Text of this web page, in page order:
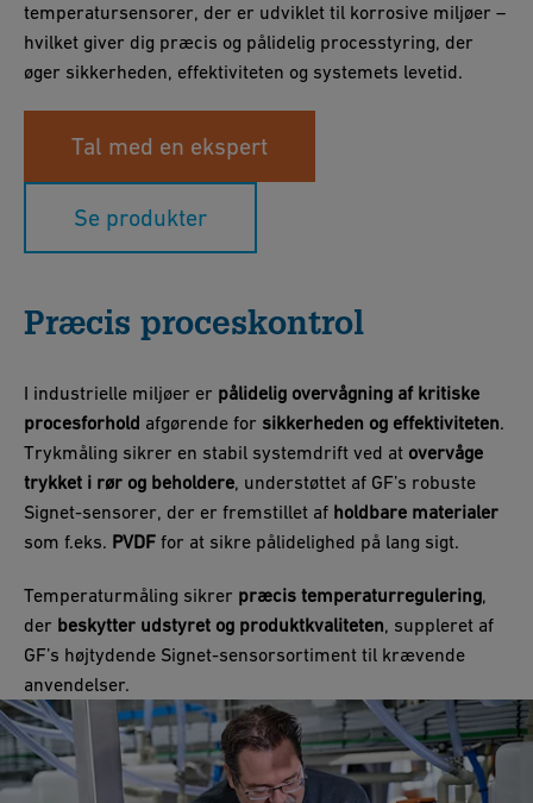
temperatursensorer, der er udviklet til korrosive miljøer –
hvilket giver dig præcis og pålidelig processtyring, der
øger sikkerheden, effektiviteten og systemets levetid.
Tal med en ekspert
Se produkter
Præcis proceskontrol
I industrielle miljøer er pålidelig overvågning af kritiske
procesforhold afgørende for sikkerheden og effektiviteten.
Trykmåling sikrer en stabil systemdrift ved at overvåge
trykket i rør og beholdere, understøttet af GF’s robuste
Signet-sensorer, der er fremstillet af holdbare materialer
som f.eks. PVDF for at sikre pålidelighed på lang sigt.
Temperaturmåling sikrer præcis temperaturregulering,
der beskytter udstyret og produktkvaliteten, suppleret af
GF’s højtydende Signet-sensorsortiment til krævende
anvendelser.